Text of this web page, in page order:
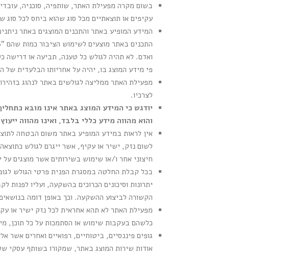
בשום מקרה מפעילת האתר, שותפיה, סוכניה,
עקיפים או תוצאתיים מכל סוג שהוא ביחס לכל
המידע המופיע באתר והתכנים המוצגים באתר
התכנים באתר מוצעים לשימוש הציבור כמות שהם "AS IS" ולא ניתן להתאימם לצרכיו של כל אדם
ואדם. לא תהיה לגולש כל טענה, תביעה או דרישה
פי מידע המוצג בו, יהיה על אחריותו הבלעדית של
מפעילת האתר ממליצה לגולשים באתר לנהוג
לצרכיו.
יודגש כי המידע המוצג באתר אינו מובא
והוא מהווה מידע כללי בלבד, ואינו מהווה ייעוץ
אין לראות במידע המופיע באתר משום הבטחה
לשום נזק, ישיר או עקיף, אשר ייגרם לגולש
חיצוני אחר ו/או שימוש בשירותים אשר מוצגים על
בכל קבלת החלטה במסגרת הפנית פרטי הגולש
יתרונות וסיכונים הכרוכים בהשקעה, ועליו לפנות
הקשורה לביצוע ההשקעה. וכך באופן דומה
מפעילת האתר לא תהא אחראית לכל נזק ישיר או
כלשהם בעקבות שימוש או הסתמכות על כל תוכן,
גופים פיננסיים, ביטוחיים, רפואיים ואחרים
אודות שירות המוצג באתר, שמקורו בשותף עסקי